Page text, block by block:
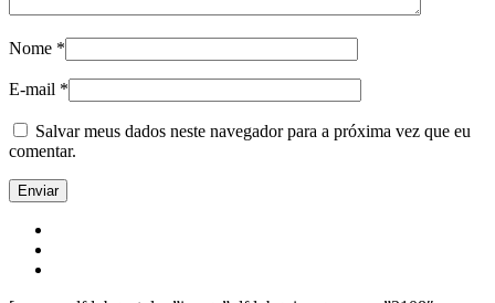
Nome *
E-mail *
Salvar meus dados neste navegador para a próxima vez que eu
comentar.